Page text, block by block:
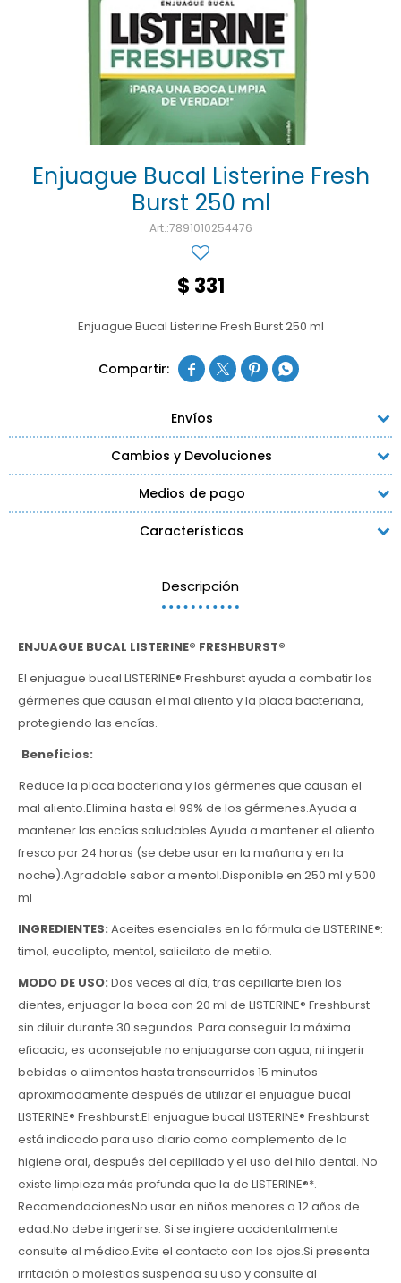
Enjuague Bucal Listerine Fresh
Burst 250 ml
7891010254476
$ 331
Enjuague Bucal Listerine Fresh Burst 250 ml
   
Envíos
Cambios y Devoluciones
Medios de pago
Características
Descripción
ENJUAGUE BUCAL LISTERINE® FRESHBURST®
El enjuague bucal LISTERINE® Freshburst ayuda a combatir los
gérmenes que causan el mal aliento y la placa bacteriana,
protegiendo las encías.
Beneficios:
Reduce la placa bacteriana y los gérmenes que causan el
mal aliento.Elimina hasta el 99% de los gérmenes.Ayuda a
mantener las encías saludables.Ayuda a mantener el aliento
fresco por 24 horas (se debe usar en la mañana y en la
noche).Agradable sabor a mentol.Disponible en 250 ml y 500
ml
INGREDIENTES: Aceites esenciales en la fórmula de LISTERINE®:
timol, eucalipto, mentol, salicilato de metilo.
MODO DE USO: Dos veces al día, tras cepillarte bien los
dientes, enjuagar la boca con 20 ml de LISTERINE® Freshburst
sin diluir durante 30 segundos. Para conseguir la máxima
eficacia, es aconsejable no enjuagarse con agua, ni ingerir
bebidas o alimentos hasta transcurridos 15 minutos
aproximadamente después de utilizar el enjuague bucal
LISTERINE® Freshburst.El enjuague bucal LISTERINE® Freshburst
está indicado para uso diario como complemento de la
higiene oral, después del cepillado y el uso del hilo dental. No
existe limpieza más profunda que la de LISTERINE®*.
Recomendaciones No usar en niños menores a 12 años de
edad.No debe ingerirse. Si se ingiere accidentalmente
consulte al médico.Evite el contacto con los ojos.Si presenta
irritación o molestias suspenda su uso y consulte al
Test de autodiagnóstico
Productos fraccionados
Salud sexual y reproductiva
Alimentación
Cuidado personal